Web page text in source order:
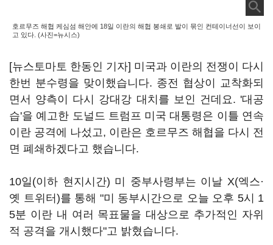
호르무즈 해협 케심섬 해안에 18일 이란의 해협 봉쇄로 발이 묶인 컨테이너선이 보이
고 있다. (사진=뉴시스)
[뉴스토마토 한동인 기자] 미국과 이란의 전쟁이 다시
한번 분수령을 맞이했습니다. 종전 협상이 교착화되
면서 양측이 다시 강대강 대치를 보인 건데요. '대공
습'을 예고한 도널드 트럼프 미국 대통령은 이틀 연속
이란 공격에 나섰고, 이란은 호르무즈 해협을 다시 전
면 폐쇄하겠다고 했습니다.
10일(이하 현지시간) 미 중부사령부는 이날 X(엑스·
옛 트위터)를 통해 "미 동부시간으로 오늘 오후 5시 1
5분 이란 내 여러 목표물을 대상으로 추가적인 자위
적 공격을 개시했다"고 밝혔습니다.